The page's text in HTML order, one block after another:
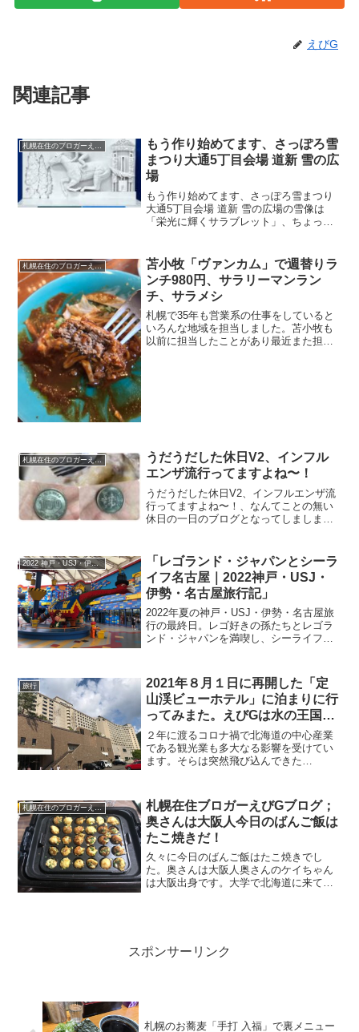
えびG
関連記事
札幌在住のブロガーえびGのブログ（徒然）
もう作り始めてます、さっぽろ雪
まつり大通5丁目会場 道新 雪の広
場
もう作り始めてます、さっぽろ雪まつり
大通5丁目会場 道新 雪の広場の雪像は
「栄光に輝くサラブレット」、ちょっと
日には写真を撮ってこのサイトでも紹介
したいと思います。
札幌在住のブロガーえびGのブログ（徒然）
苫小牧「ヴァンカム」で週替りラ
ンチ980円、サラリーマンラン
チ、サラメシ
札幌で35年も営業系の仕事をしていると
いろんな地域を担当しました。苫小牧も
以前に担当したことがあり最近また担当
札幌在住のブロガーえびGのブログ（徒然）
うだうだした休日V2、インフル
エンザ流行ってますよね〜！
うだうだした休日V2、インフルエンザ流
行ってますよね〜！、なんてことの無い
休日の一日のブログとなってしましまし
2022 神戸・USJ・伊勢・レゴランド旅行記
「レゴランド・ジャパンとシーラ
イフ名古屋｜2022神戸・USJ・
伊勢・名古屋旅行記」
2022年夏の神戸・USJ・伊勢・名古屋旅
行の最終日。レゴ好きの孫たちとレゴラ
ンド・ジャパンを満喫し、シーライフ名
旅行
2021年８月１日に再開した「定
山渓ビューホテル」に泊まりに行
ってみまた。えびGは水の王国ラ
グーでも泳ぐ（何処でもバタフラ
イ）！！
２年に渡るコロナ禍で北海道の中心産業
である観光業も多大なる影響を受けてい
ます。そらは突然飛び込んできた
耶真人)が運営する定山渓ビューホテル(札
幌市南...
札幌在住のブロガーえびGのブログ（徒然）
札幌在住ブロガーえびGブログ；
奥さんは大阪人今日のばんご飯は
たこ焼きだ！
久々に今日のばんご飯はたこ焼きでし
た。奥さんは大阪人奥さんのケイちゃん
は大阪出身です。大学で北海道に来て依
スポンサーリンク
札幌のお蕎麦「手打 入福」で裏メニュー